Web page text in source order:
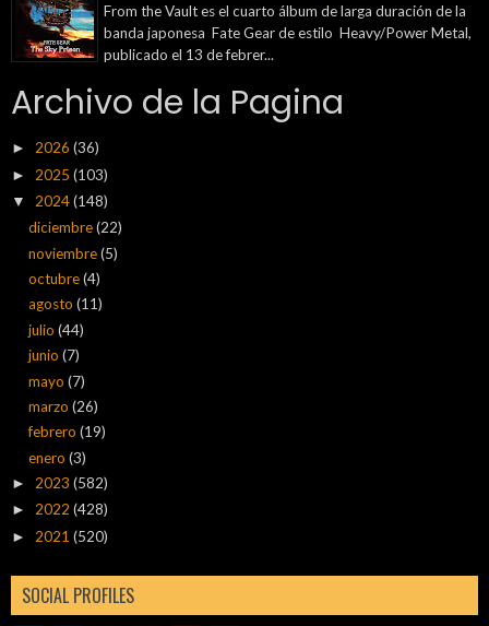
From the Vault es el cuarto álbum de larga duración de la
banda japonesa Fate Gear de estilo Heavy/Power Metal,
publicado el 13 de febrer...
Archivo de la Pagina
► 2026 (36)
► 2025 (103)
▼ 2024(148)
diciembre(22)
noviembre(5)
octubre(4)
agosto(11)
julio(44)
junio(7)
mayo(7)
marzo(26)
febrero(19)
enero(3)
► 2023 (582)
► 2022 (428)
► 2021 (520)
SOCIAL PROFILES